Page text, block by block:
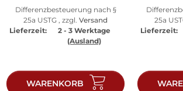
Differenzbesteuerung nach §
25a USTG , zzgl. Versand
Lieferzeit:
2 - 3 Werktage
(Ausland)
WARENKORB
25a
Lieferzeit: